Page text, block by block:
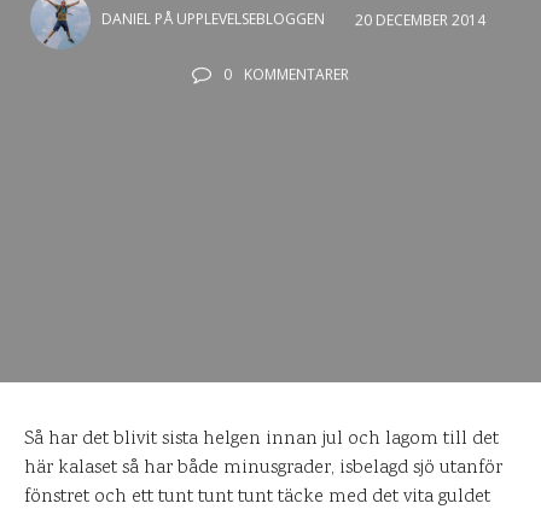
DANIEL PÅ UPPLEVELSEBLOGGEN 20 DECEMBER 2014
0 KOMMENTARER
Så har det blivit sista helgen innan jul och lagom till det
här kalaset så har både minusgrader, isbelagd sjö utanför
fönstret och ett tunt tunt tunt täcke med det vita guldet